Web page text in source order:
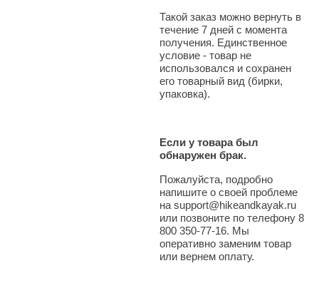
Такой заказ можно вернуть в
течение 7 дней с момента
получения. Единственное
условие - товар не
использовался и сохранен
его товарный вид (бирки,
упаковка).
Если у товара был
обнаружен брак.
Пожалуйста, подробно
напишите о своей проблеме
на support@hikeandkayak.ru
или позвоните по телефону 8
800 350-77-16. Мы
оперативно заменим товар
или вернем оплату.